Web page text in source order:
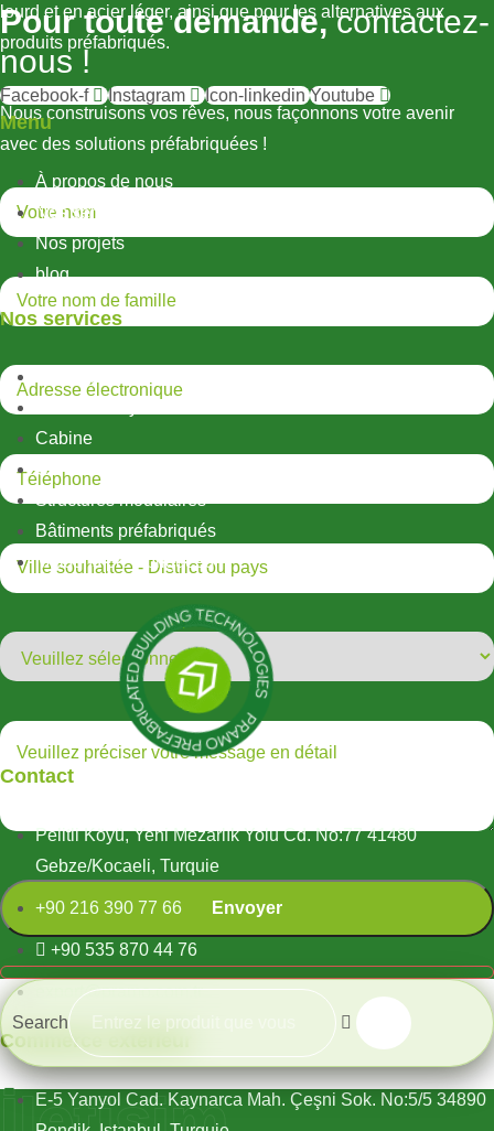
lourd et en acier léger, ainsi que pour les alternatives aux
produits préfabriqués.
Facebook-f Instagram Icon-linkedin Youtube
Menu
À propos de nous
Nos services
Nos projets
blog
Nos services
Cabine
Conteneur
Structures modulaires
Bâtiments préfabriqués
Maisons préfabriquées
Contact
Pelitli Köyü, Yeni Mezarlık Yolu Cd. No:77 41480
Gebze/Kocaeli, Turquie
+90 216 390 77 66
+90 535 870 44 76
export@pramo.com.tr
Commerce extérieur
E-5 Yanyol Cad. Kaynarca Mah. Çeşni Sok. No:5/5 34890
Pour toute demande,contactez-
nous !
Nous construisons vos rêves, nous façonnons votre avenir
avec des solutions préfabriquées !
Search